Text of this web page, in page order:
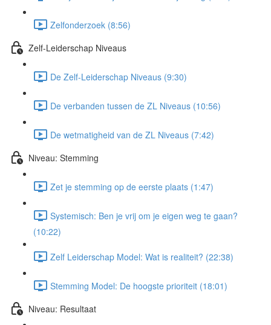
Zelfonderzoek (8:56)
Zelf-Leiderschap Niveaus
De Zelf-Leiderschap Niveaus (9:30)
De verbanden tussen de ZL Niveaus (10:56)
De wetmatigheid van de ZL Niveaus (7:42)
Niveau: Stemming
Zet je stemming op de eerste plaats (1:47)
Systemisch: Ben je vrij om je eigen weg te gaan?
(10:22)
Zelf Leiderschap Model: Wat is realiteit? (22:38)
Stemming Model: De hoogste prioriteit (18:01)
Niveau: Resultaat